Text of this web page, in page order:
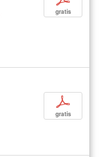
gratis
p
gratis